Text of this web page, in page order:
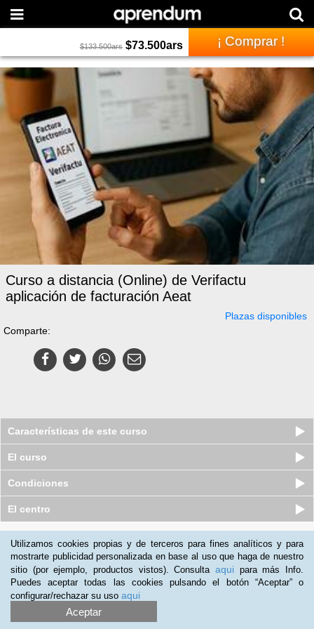
$133.500ars $73.500ars ¡ Comprar !
Curso a distancia (Online) de Verifactu
aplicación de facturación Aeat
Plazas disponibles
Comparte:
Características de este curso
El curso
Condiciones
El centro
Utilizamos cookies propias y de terceros para fines analíticos y para
mostrarte publicidad personalizada en base al uso que haga de nuestro
sitio (por ejemplo, productos vistos). Consulta aqui para más Info.
Puedes aceptar todas las cookies pulsando el botón “Aceptar” o
configurar/rechazar su uso aqui
Aceptar
Promociona tu negocio |Programa de Afiliación
2012-2026 Aprendum
LLámanos: